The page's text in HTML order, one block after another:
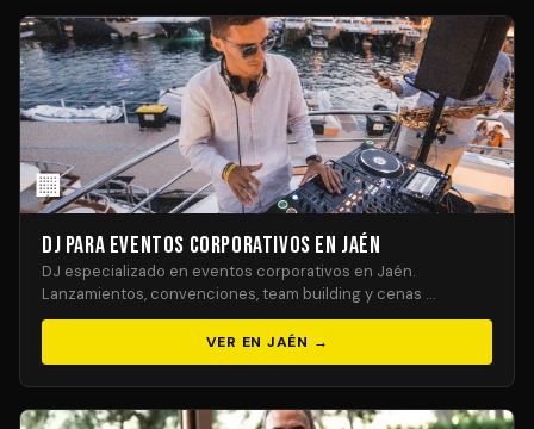
🏢
DJ para Eventos Corporativos en Jaén
DJ especializado en eventos corporativos en Jaén.
Lanzamientos, convenciones, team building y cenas …
VER EN JAÉN →